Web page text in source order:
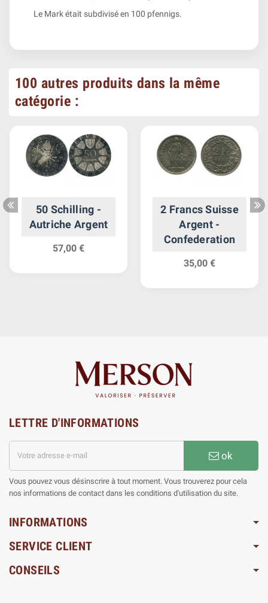
Le Mark était subdivisé en 100 pfennigs.
100 autres produits dans la même
catégorie :
50 Schilling -
Autriche Argent
57,00 €
2 Francs Suisse
Argent -
Confederation
35,00 €
LETTRE D'INFORMATIONS
ok
Vous pouvez vous désinscrire à tout moment. Vous trouverez pour cela
nos informations de contact dans les conditions d'utilisation du site.
INFORMATIONS
SERVICE CLIENT
CONSEILS